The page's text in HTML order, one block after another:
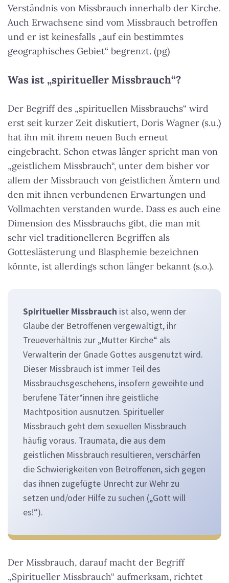
Verständnis von Missbrauch innerhalb der Kirche.
Auch Erwachsene sind vom Missbrauch betroffen
und er ist keinesfalls „auf ein bestimmtes
geographisches Gebiet“ begrenzt. (pg)
Was ist „spiritueller Missbrauch“?
Der Begriff des „spirituellen Missbrauchs“ wird
erst seit kurzer Zeit diskutiert, Doris Wagner (s.u.)
hat ihn mit ihrem neuen Buch erneut
eingebracht. Schon etwas länger spricht man von
„geistlichem Missbrauch“, unter dem bisher vor
allem der Missbrauch von geistlichen Ämtern und
den mit ihnen verbundenen Erwartungen und
Vollmachten verstanden wurde. Dass es auch eine
Dimension des Missbrauchs gibt, die man mit
sehr viel traditionelleren Begriffen als
Gotteslästerung und Blasphemie bezeichnen
könnte, ist allerdings schon länger bekannt (s.o.).
Spiritueller Missbrauch ist also, wenn der
Glaube der Betroffenen vergewaltigt, ihr
Treueverhältnis zur „Mutter Kirche“ als
Verwalterin der Gnade Gottes ausgenutzt wird.
Dieser Missbrauch ist immer Teil des
Missbrauchsgeschehens, insofern geweihte und
berufene Täter*innen ihre geistliche
Machtposition ausnutzen. Spiritueller
Missbrauch geht dem sexuellen Missbrauch
häufig voraus. Traumata, die aus dem
geistlichen Missbrauch resultieren, verschärfen
die Schwierigkeiten von Betroffenen, sich gegen
das ihnen zugefügte Unrecht zur Wehr zu
setzen und/oder Hilfe zu suchen („Gott will
es!“).
Der Missbrauch, darauf macht der Begriff
„Spiritueller Missbrauch“ aufmerksam, richtet